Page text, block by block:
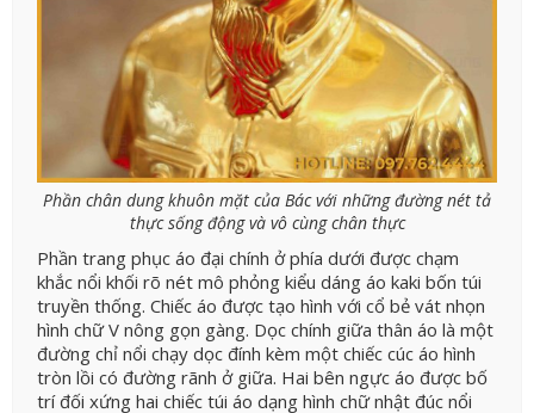
Phần chân dung khuôn mặt của Bác với những đường nét tả
thực sống động và vô cùng chân thực
Phần trang phục áo đại chính ở phía dưới được chạm
khắc nổi khối rõ nét mô phỏng kiểu dáng áo kaki bốn túi
truyền thống. Chiếc áo được tạo hình với cổ bẻ vát nhọn
hình chữ V nông gọn gàng. Dọc chính giữa thân áo là một
đường chỉ nổi chạy dọc đính kèm một chiếc cúc áo hình
tròn lồi có đường rãnh ở giữa. Hai bên ngực áo được bố
trí đối xứng hai chiếc túi áo dạng hình chữ nhật đúc nổi